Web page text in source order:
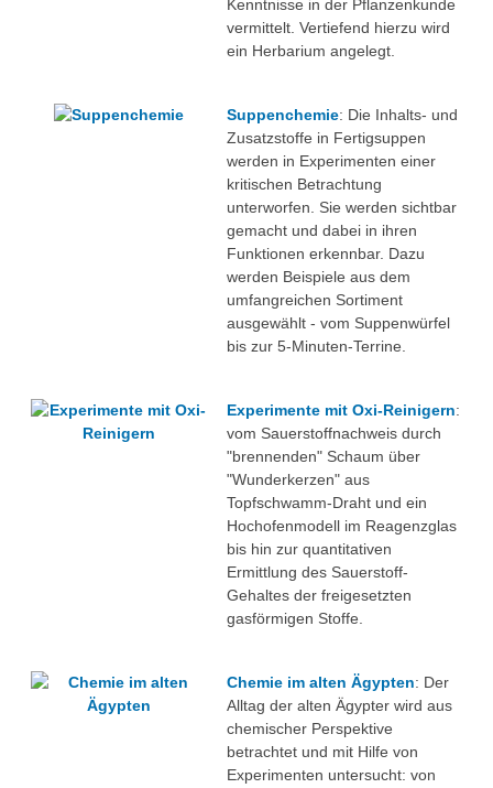
Kenntnisse in der Pflanzenkunde
vermittelt. Vertiefend hierzu wird
ein Herbarium angelegt.
Suppenchemie: Die Inhalts- und
Zusatzstoffe in Fertigsuppen
werden in Experimenten einer
kritischen Betrachtung
unterworfen. Sie werden sichtbar
gemacht und dabei in ihren
Funktionen erkennbar. Dazu
werden Beispiele aus dem
umfangreichen Sortiment
ausgewählt - vom Suppenwürfel
bis zur 5-Minuten-Terrine.
Experimente mit Oxi-Reinigern:
vom Sauerstoffnachweis durch
"brennenden" Schaum über
"Wunderkerzen" aus
Topfschwamm-Draht und ein
Hochofenmodell im Reagenzglas
bis hin zur quantitativen
Ermittlung des Sauerstoff-
Gehaltes der freigesetzten
gasförmigen Stoffe.
Chemie im alten Ägypten: Der
Alltag der alten Ägypter wird aus
chemischer Perspektive
betrachtet und mit Hilfe von
Experimenten untersucht: von